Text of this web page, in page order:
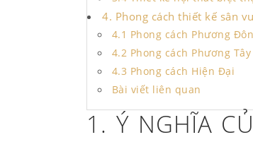
4. Phong cách thiết kế sân
4.1 Phong cách Phương
4.2 Phong cách Phương Tây
4.3 Phong cách Hiện Đại
Bài viết liên quan
1. Ý NGHĨA